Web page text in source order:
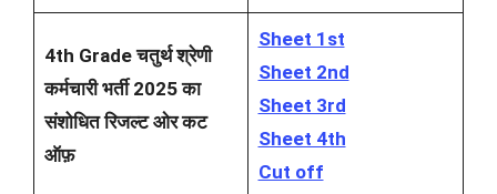
4th Grade चतुर्थ श्रेणी
कर्मचारी भर्ती 2025 का
संशोधित रिजल्ट ओर कट
ऑफ़
Sheet 1st
Sheet 2nd
Sheet 3rd
Sheet 4th
Cut off